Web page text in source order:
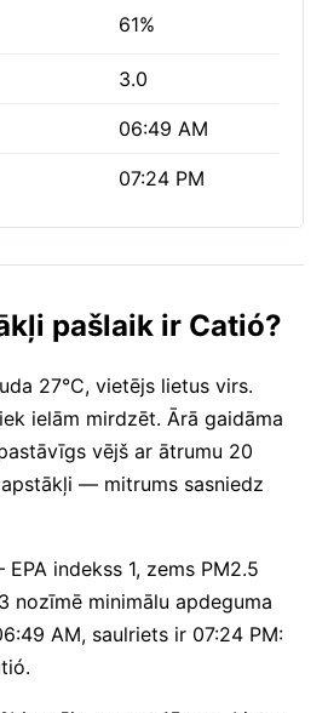
61%
3.0
06:49 AM
07:24 PM
pašlaik ir Catió?
27°C, vietējs lietus virs.
ielām mirdzēt. Ārā gaidāma
vējš ar ātrumu 20
— mitrums sasniedz
indekss 1, zems PM2.5
nozīmē minimālu apdeguma
AM, saulriets ir 07:24 PM: